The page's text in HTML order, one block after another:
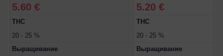
5.60 € 5.20 €
THC
20 - 25 %
THC
20 - 25 %
Выращивание
Выращивание